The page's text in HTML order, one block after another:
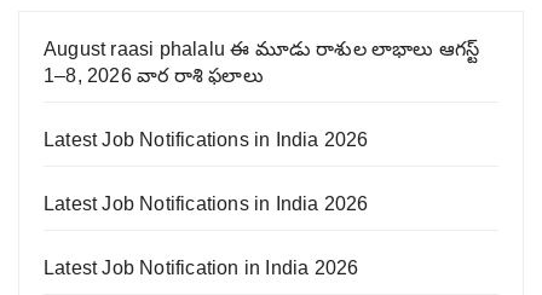
August raasi phalalu ఈ మూడు రాశుల లాభాలు ఆగస్ట్
1–8, 2026 వార రాశి ఫలాలు
Latest Job Notifications in India 2026
Latest Job Notifications in India 2026
Latest Job Notification in India 2026